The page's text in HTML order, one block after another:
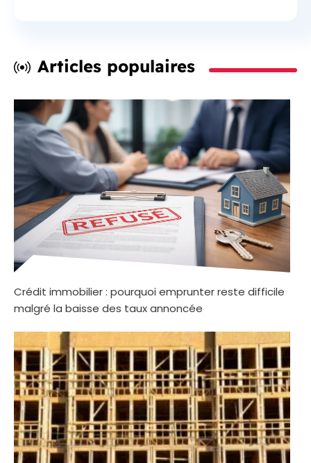
Articles populaires
Crédit immobilier : pourquoi emprunter reste difficile
malgré la baisse des taux annoncée